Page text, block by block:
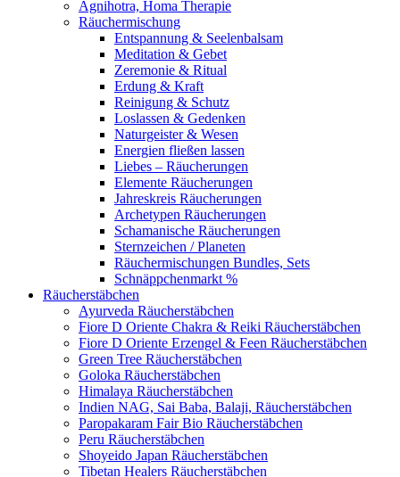
Agnihotra, Homa Therapie
Räuchermischung
Entspannung & Seelenbalsam
Meditation & Gebet
Zeremonie & Ritual
Erdung & Kraft
Reinigung & Schutz
Loslassen & Gedenken
Naturgeister & Wesen
Energien fließen lassen
Liebes – Räucherungen
Elemente Räucherungen
Jahreskreis Räucherungen
Archetypen Räucherungen
Schamanische Räucherungen
Sternzeichen / Planeten
Räuchermischungen Bundles, Sets
Schnäppchenmarkt %
Räucherstäbchen
Ayurveda Räucherstäbchen
Fiore D Oriente Chakra & Reiki Räucherstäbchen
Fiore D Oriente Erzengel & Feen Räucherstäbchen
Green Tree Räucherstäbchen
Goloka Räucherstäbchen
Himalaya Räucherstäbchen
Indien NAG, Sai Baba, Balaji, Räucherstäbchen
Paropakaram Fair Bio Räucherstäbchen
Peru Räucherstäbchen
Shoyeido Japan Räucherstäbchen
Tibetan Healers Räucherstäbchen